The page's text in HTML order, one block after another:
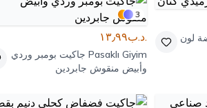
لون
3
.د.ب١٣٫٩٩
Pasaklı Giyim جاكيت بومبر وردي
وأبيض منقوش جابردين